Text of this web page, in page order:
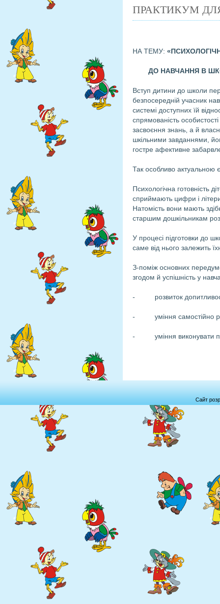
ПРАКТИКУМ
НА ТЕМУ:
ДО НАВЧАННЯ В
Вступ дитини до школи
безпосередній учасник
системі доступних їй
спрямованість
засвоєння знань, а й
шкільними завданнями,
гостре афективне
Так особливо актуальною
Психологічна готовність
сприймають цифри і
Натомість вони мають
старшим дошкільникам
У процесі підготовки до
саме від нього залежить
З-поміж основних
згодом й успішність у
- розвиток допитливості
- уміння самостійно
- уміння виконувати
Сайт